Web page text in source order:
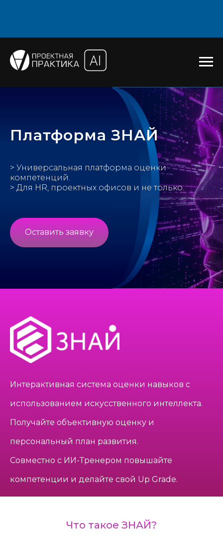
Платформа ЗНАЙ
> Универсальная платформа оценки
компетенций.
> Для HR, проектных офисов и не только.
Оставить заявку
Интерактивная система оценки навыков с
использованием искусственного интеллекта.
Получайте объективную оценку и
персональный план развития.
Совместно с ИИ-Тренером повышайте
компетенции и делайте свой Up Grade.
Что такое ЗНАЙ?